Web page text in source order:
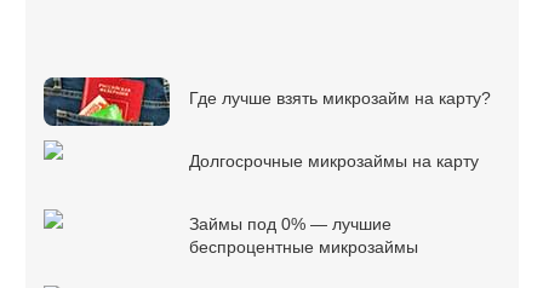
Где лучше взять микрозайм на карту?
Долгосрочные микрозаймы на карту
Займы под 0% — лучшие
беспроцентные микрозаймы